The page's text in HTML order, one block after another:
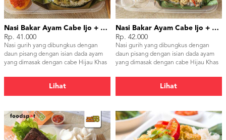
Nasi Bakar Ayam Cabe Ijo + Telor Balado
Rp. 41.000
Nasi gurih yang dibungkus dengan
daun pisang dengan isian dada ayam
yang dimasak dengan cabe Hijau Khas
Lihat
Nasi Bakar Ayam Cabe Ijo + Tahu Tempe
Rp. 42.000
Nasi gurih yang dibungkus dengan
daun pisang dengan isian dada ayam
yang dimasak dengan cabe Hijau Khas
Lihat